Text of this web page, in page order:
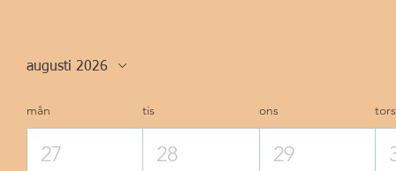
augusti 2026
mån tis ons tors
27 28 29